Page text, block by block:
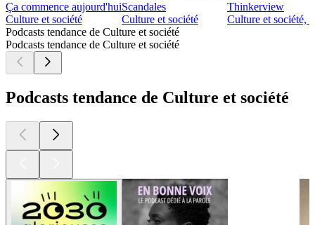
Ça commence aujourd'hui
Culture et société
Scandales
Culture et société
Thinkerview
Culture et société,
Podcasts tendance de Culture et société
Podcasts tendance de Culture et société
Podcasts tendance de Culture et société